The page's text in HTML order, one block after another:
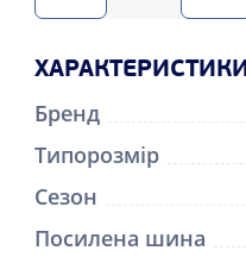
ХАРАКТЕРИСТИКИ
Бренд
Типорозмір
Сезон
Посилена шина